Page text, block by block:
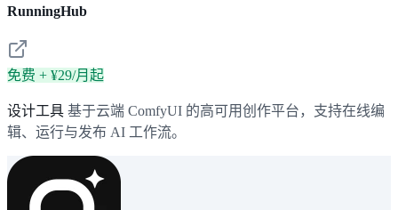
RunningHub
免费 + ¥29/月起
设计工具 基于云端 ComfyUI 的高可用创作平台，支持在线编
辑、运行与发布 AI 工作流。